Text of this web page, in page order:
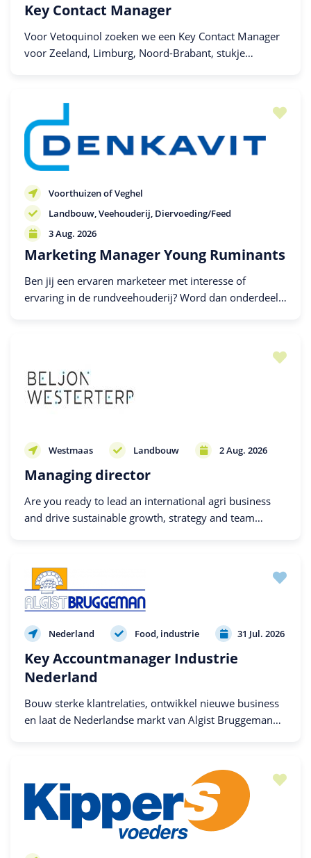
Key Contact Manager
Voor Vetoquinol zoeken we een Key Contact Manager
voor Zeeland, Limburg, Noord-Brabant, stukje
Voorthuizen of Veghel
Landbouw Veehouderij Diervoeding/Feed
3 Aug. 2026
Marketing Manager Young Ruminants
Ben jij een ervaren marketeer met interesse of
ervaring in de rundveehouderij? Word dan onderdeel
Westmaas Landbouw 2 Aug. 2026
Managing director
Are you ready to lead an international agri business
and drive sustainable growth, strategy and team
Nederland Food, industrie 31 Jul. 2026
Key Accountmanager Industrie
Nederland
Bouw sterke klantrelaties, ontwikkel nieuwe business
en laat de Nederlandse markt van Algist Bruggeman